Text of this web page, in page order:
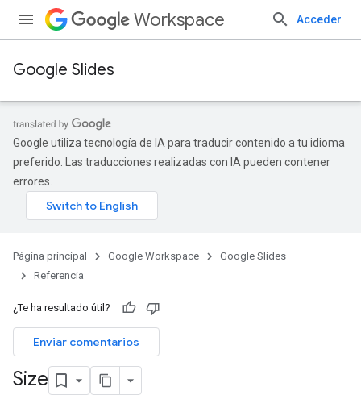
Workspace Acceder
Google Slides
Google utiliza tecnología de IA para traducir contenido a tu idioma
preferido. Las traducciones realizadas con IA pueden contener
errores.
Página principal Google Workspace
Google Slides
Referencia
¿Te ha resultado útil?
Enviar comentarios
Size